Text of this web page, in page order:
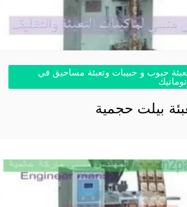
حبوب و حبيبات وتعبئة مساحيق في
بيلت حجمية